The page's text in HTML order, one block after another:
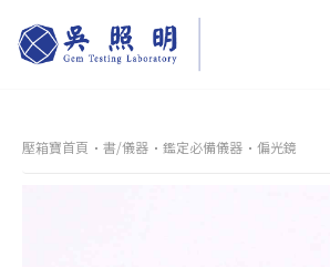
壓箱寶首頁 書/儀器 鑑定必備儀器 偏光鏡